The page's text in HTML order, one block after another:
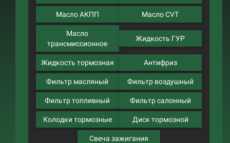
Масло АКПП Масло CVT
Масло
трансмиссионное
Жидкость ГУР
Жидкость тормозная Антифриз
Фильтр масляный Фильтр воздушный
Фильтр топливный Фильтр салонный
Колодки тормозные Диск тормозной
Свеча зажигания